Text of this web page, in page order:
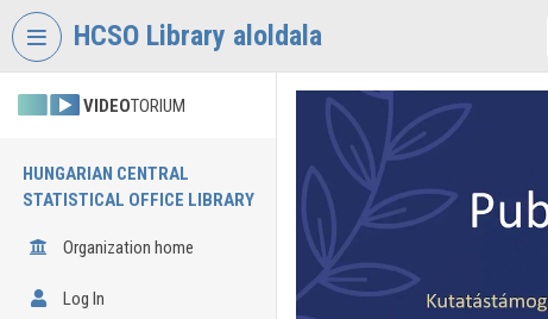
Skip header
HCSO Library aloldala
VIDEOTORIUM
HUNGARIAN CENTRAL
STATISTICAL OFFICE LIBRARY
Organization home
Log In